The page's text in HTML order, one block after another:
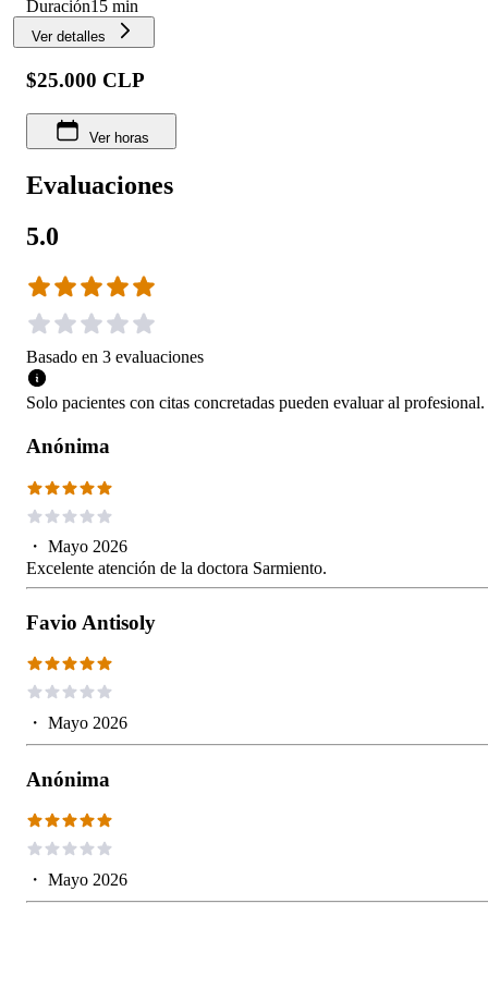
Duración15 min
Ver detalles
$25.000 CLP
Ver horas
Evaluaciones
5.0
Basado en 3 evaluaciones
Solo pacientes con citas concretadas pueden evaluar al profesional.
Anónima
・ Mayo 2026
Excelente atención de la doctora Sarmiento.
Favio Antisoly
・ Mayo 2026
Anónima
・ Mayo 2026